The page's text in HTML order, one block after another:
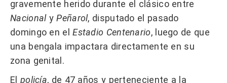
gravemente herido durante el clásico entre
NacionalyPeñarol, disputado el pasado
domingo en elEstadio Centenario, luego de que
una bengala impactara directamente en su
zona genital.
El policía, de 47 años y perteneciente a la